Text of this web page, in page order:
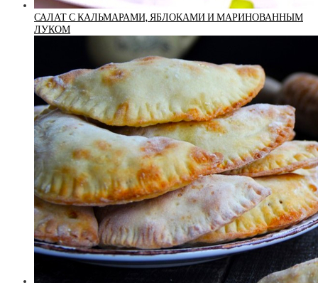
САЛАТ С КАЛЬМАРАМИ, ЯБЛОКАМИ И МАРИНОВАННЫМ
ЛУКОМ